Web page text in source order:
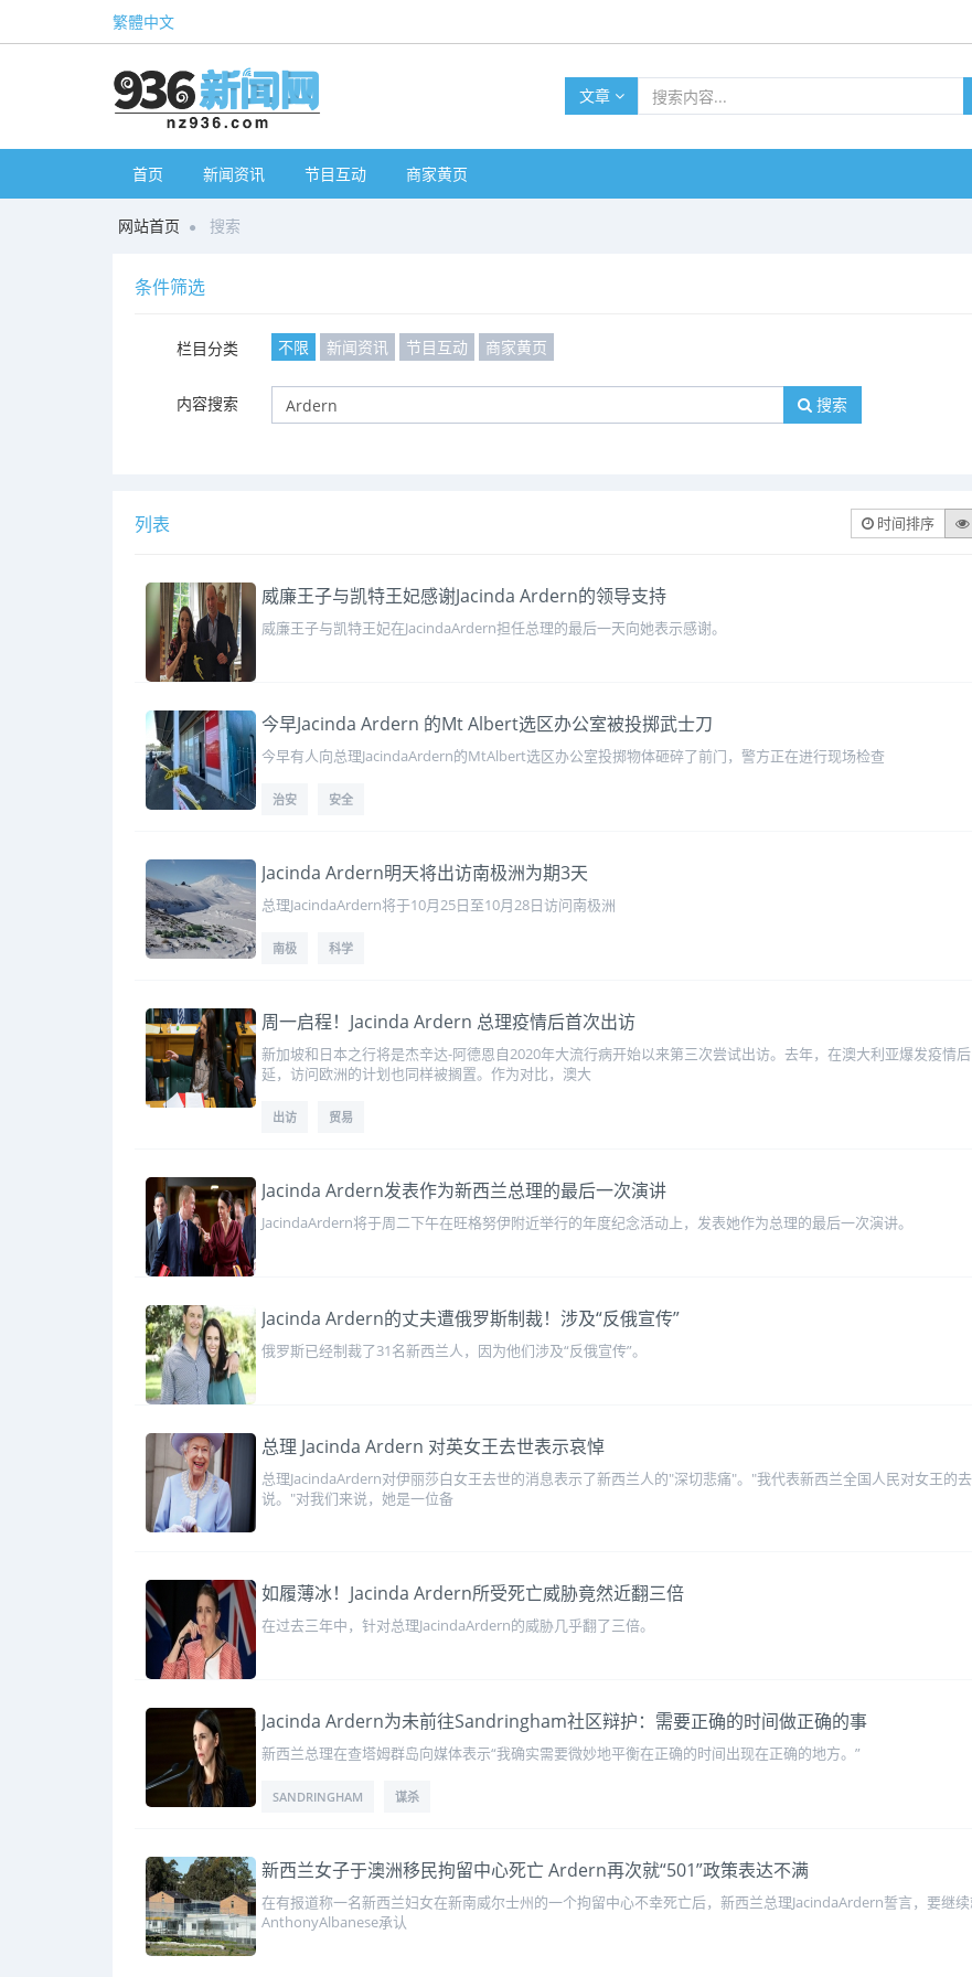
繁體中文
文章
首页 新闻资讯 节目互动 商家黄页
网站首页 搜索
条件筛选
栏目分类 不限 新闻资讯 节目互动 商家黄页
内容搜索 搜索
列表 时间排序
威廉王子与凯特王妃感谢Jacinda Ardern的领导支持
威廉王子与凯特王妃在JacindaArdern担任总理的最后一天向她表示感谢。
今早Jacinda Ardern 的Mt Albert选区办公室被投掷武士刀
今早有人向总理JacindaArdern的MtAlbert选区办公室投掷物体砸碎了前门，警方正在进行现场检查
治安 安全
Jacinda Ardern明天将出访南极洲为期3天
总理JacindaArdern将于10月25日至10月28日访问南极洲
南极 科学
周一启程！Jacinda Ardern 总理疫情后首次出访
新加坡和日本之行将是杰辛达-阿德恩自2020年大流行病开始以来第三次尝试出访。去年，在澳大利亚爆发疫情
延，访问欧洲的计划也同样被搁置。作为对比，澳大
出访 贸易
Jacinda Ardern发表作为新西兰总理的最后一次演讲
JacindaArdern将于周二下午在旺格努伊附近举行的年度纪念活动上，发表她作为总理的最后一次演讲。
Jacinda Ardern的丈夫遭俄罗斯制裁！涉及“反俄宣传”
俄罗斯已经制裁了31名新西兰人，因为他们涉及“反俄宣传”。
总理 Jacinda Ardern 对英女王去世表示哀悼
总理JacindaArdern对伊丽莎白女王去世的消息表示了新西兰人的"深切悲痛"。"我代表新西兰全国人民对女王的
说。"对我们来说，她是一位备
如履薄冰！Jacinda Ardern所受死亡威胁竟然近翻三倍
在过去三年中，针对总理JacindaArdern的威胁几乎翻了三倍。
Jacinda Ardern为未前往Sandringham社区辩护：需要正确的时间做正确的事
新西兰总理在查塔姆群岛向媒体表示“我确实需要微妙地平衡在正确的时间出现在正确的地方。”
SANDRINGHAM 谋杀
新西兰女子于澳洲移民拘留中心死亡 Ardern再次就“501”政策表达不满
在有报道称一名新西兰妇女在新南威尔士州的一个拘留中心不幸死亡后，新西兰总理JacindaArdern誓言，要继
AnthonyAlbanese承认